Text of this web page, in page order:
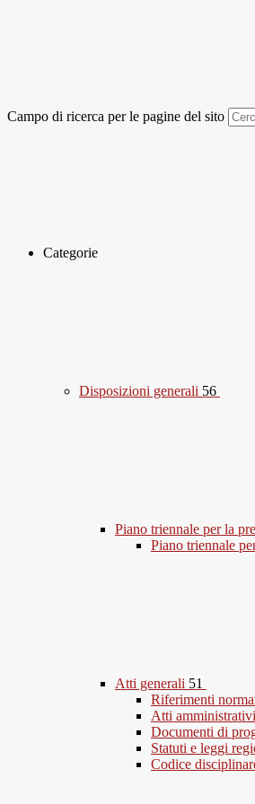
Campo di ricerca per le pagine del sito
Categorie
Disposizioni generali 56
Piano triennale per la
Piano triennale
Atti generali 51
Riferimenti
Atti
Documenti di
Statuti e leggi
Codice